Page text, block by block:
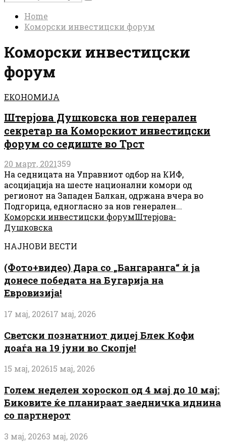
for:
Search
Home
Коморски инвестицски форум
Коморски инвестицски
форум
ЕКОНОМИЈА
Штерјова Душковска нов генерален
секретар на Коморскиот инвестицски
форум со седиште во Трст
20 март, 2021359
На седницата на Управниот одбор на КИФ,
асоцијација на шесте национални комори од
регионот на Западен Балкан, одржана вчера во
Подгорица, едногласно за нов генерален...
Коморски инвестицски форумШтерјова-
Душковска
НАЈНОВИ ВЕСТИ
(Фото+видео) Дара со „Бангаранга“ ѝ ја
донесе победата на Бугарија на
Евровизија!
17 мај, 202617 мај, 2026
Светски познатниот диџеј Блек Кофи
доаѓа на 19 јуни во Скопје!
15 мај, 202615 мај, 2026
Голем неделен хороскоп од 4 мај до 10 мај:
Биковите ќе планираат заедничка иднина
со партнерот
3 мај, 20263 мај, 2026